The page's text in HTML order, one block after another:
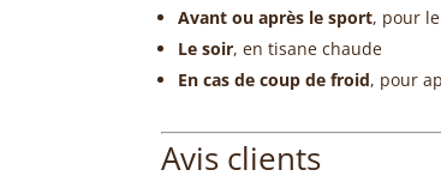
Avant ou après le sport, pour
Le soir, en tisane chaude
En cas de coup de froid, pour
Avis clients